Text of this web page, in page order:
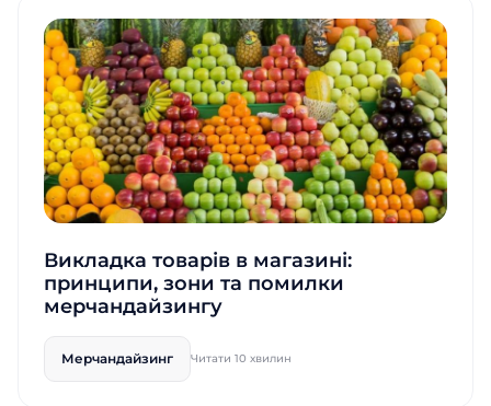
Викладка товарів в магазині:
принципи, зони та помилки
мерчандайзингу
Мерчандайзинг Читати 10 хвилин